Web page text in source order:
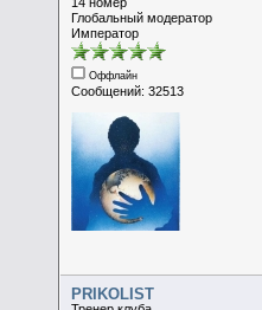
Глобальный модератор
Император
Оффлайн
Сообщений: 32513
PRIKOLIST